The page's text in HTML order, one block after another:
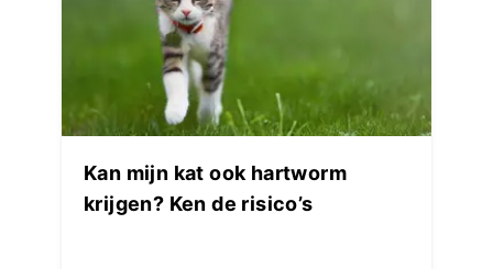
Kan mijn kat ook hartworm
krijgen? Ken de risico’s